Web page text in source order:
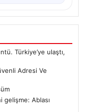
Türkiye’ye ulaştı,
Adresi Ve
gelişme: Ablası